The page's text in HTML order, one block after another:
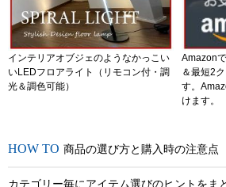
インテリアオブジェのようなかっこい
いLEDフロアライト（リモコン付・調
光＆調色可能）
Amazon
＆最短2
す。
けます。
商品の選び方と購入時の注意点
カテゴリー毎にアイテム選びのヒントをま